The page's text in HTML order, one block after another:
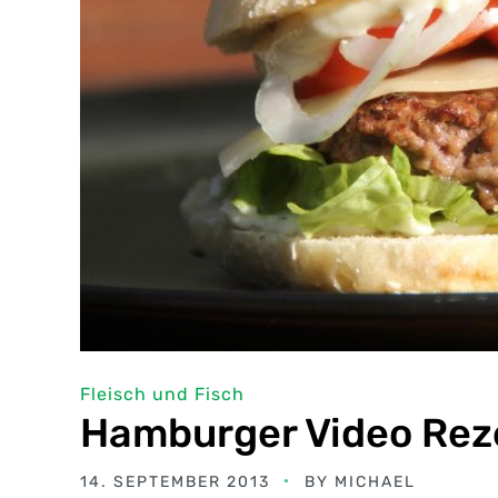
Fleisch und Fisch
Hamburger Video
14. SEPTEMBER 2013 BY MICHAEL